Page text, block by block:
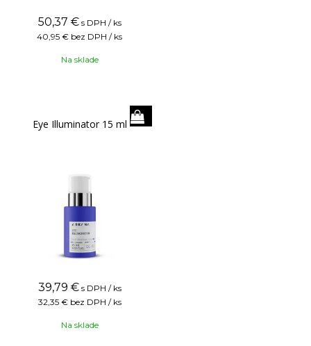
50,37 € s DPH / ks
40,95 € bez DPH / ks
Na sklade
Eye Illuminator 15 ml
39,79 € s DPH / ks
32,35 € bez DPH / ks
Na sklade